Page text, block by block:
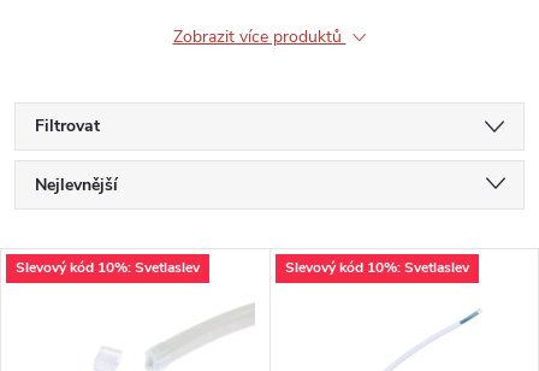
Zobrazit více produktů
Filtrovat
Ř
a
Nejlevnější
Nejprodávanější
V
Slevový kód 10%: Svetlaslev Slevový kód 10%: Svetlaslev